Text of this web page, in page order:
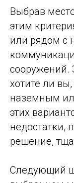
Выбрав
этим
или рядом с
сооружений.
хотите ли
наземным
этих
недостатки,
решение,
Следующий